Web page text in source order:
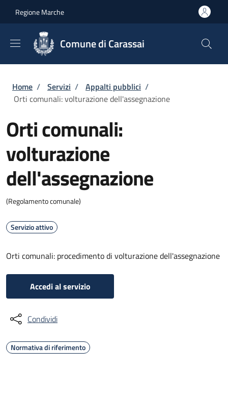
Regione Marche
Comune di Carassai
Briciole di pane
Home / Servizi / Appalti pubblici /
Orti comunali: volturazione dell'assegnazione
Orti comunali:
volturazione
dell'assegnazione
(Regolamento comunale)
Servizio attivo
Orti comunali: procedimento di volturazione dell'assegnazione
Accedi al servizio
Condividi
Normativa di riferimento